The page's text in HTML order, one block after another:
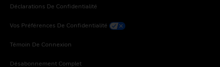
Déclarations De Confidentialité
Vos Préférences De Confidentialité
Témoin De Connexion
Désabonnement Complet